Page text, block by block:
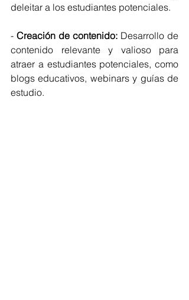
deleitar a los estudiantes potenciales.
- Creación de contenido: Desarrollo de
contenido relevante y valioso para
atraer a estudiantes potenciales, como
blogs educativos, webinars y guías de
estudio.